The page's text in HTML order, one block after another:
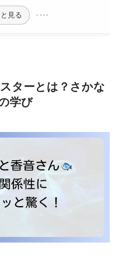
見る
ターとは？さかな
学び